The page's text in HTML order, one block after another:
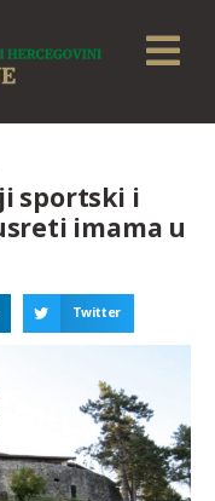
sportski i
imama u
Twitter